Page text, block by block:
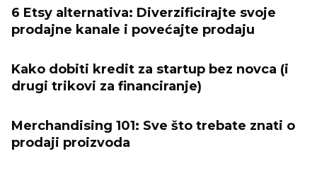
6 Etsy alternativa: Diverzificirajte svoje
prodajne kanale i povećajte prodaju
Kako dobiti kredit za startup bez novca (i
drugi trikovi za financiranje)
Merchandising 101: Sve što trebate znati o
prodaji proizvoda